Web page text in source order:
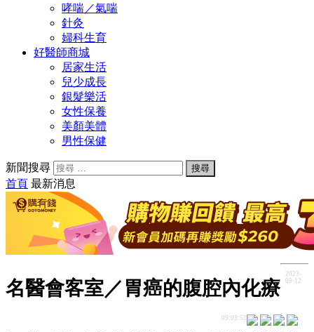
哮喘／氣喘
針灸
婦科生育
好醫師商城
居家生活
兒少成長
銀髮樂活
女性保養
美顏美體
男性保健
新聞搜尋
首頁 最新消息
名醫會客室／胃癌的腹腔內化療
2023-
09-12
09:03:52